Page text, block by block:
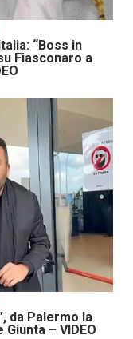
“Boss in
Fiasconaro a
da Palermo la
– VIDEO